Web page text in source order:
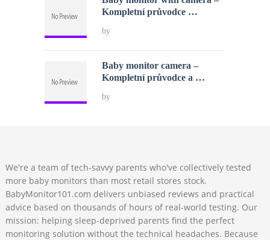
Kompletní průvodce …
by
Baby monitor camera –
Kompletní průvodce a …
by
We're a team of tech-savvy parents who've collectively tested
more baby monitors than most retail stores stock.
BabyMonitor101.com delivers unbiased reviews and practical
advice based on thousands of hours of real-world testing. Our
mission: helping sleep-deprived parents find the perfect
monitoring solution without the technical headaches. Because